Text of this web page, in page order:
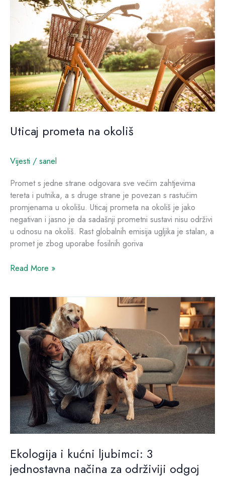
Uticaj prometa na okoliš
Vijesti / sanel
Promet s jedne strane odgovara sve većim zahtjevima
tereta i putnika, a s druge strane je povezan s rastućim
promjenama u okolišu. Uticaj prometa na okoliš je jako
negativan i jasno je da sadašnji prometni sustavi nisu održivi
u odnosu na okoliš. Rast globalnih emisija ugljika je stalan, a
promet je zbog uporabe fosilnih goriva
Read More »
Ekologija i kućni ljubimci: 3
jednostavna načina za održiviji odgoj
kućni
ljubimci:
jednostavna
načina
održiviji
odgoj